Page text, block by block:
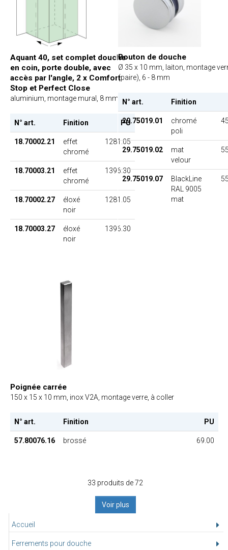
Accueil
Ferrements pour douche
Aquant 40, set complet douche
en coin, porte double, avec
accès par l'angle, 2 x Comfort
Stop et Perfect Close
aluminium, montage mural, 8 mm
N° art. Finition PU
18.70002.21
effet
chromé
1281.05
18.70003.21
effet
chromé
1396.30
18.70002.27
éloxé
noir
1281.05
18.70003.27
éloxé
noir
1396.30
Bouton de douche
Ø 35 x 10 mm, laiton, montage
(paire), 6 - 8 mm
N° art. Finition
29.75019.01
chromé
poli
29.75019.02
mat
velour
29.75019.07
BlackLine
RAL 9005
mat
Poignée carrée
150 x 15 x 10 mm, inox V2A, montage verre, à coller
N° art. Finition PU
57.80076.16 brossé 69.00
33 produits de 72
Voir plus